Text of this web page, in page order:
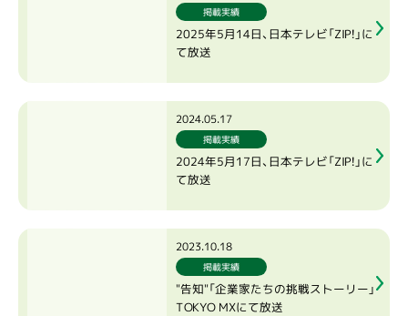
掲載実績
2025年5月14日、日本テレビ「ZIP！」に
て放送
2024.05.17
掲載実績
2024年5月17日、日本テレビ「ZIP！」に
て放送
2023.10.18
掲載実績
"告知"「企業家たちの挑戦ストーリー」
TOKYO MXにて放送